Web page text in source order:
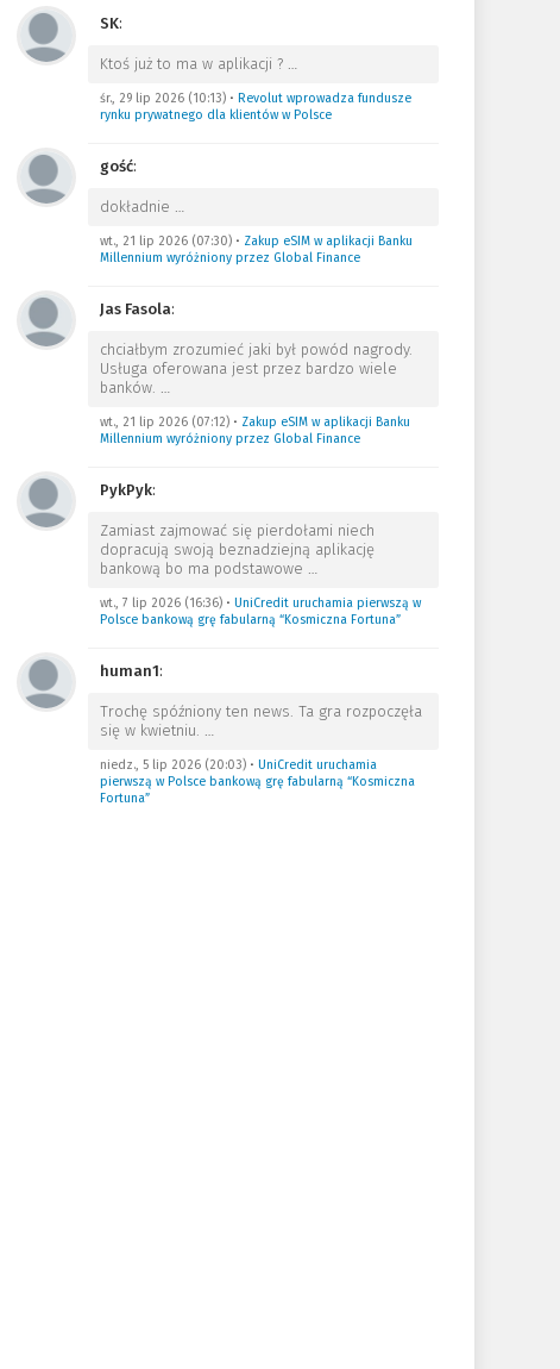
SK:
Ktoś już to ma w aplikacji ? …
śr., 29 lip 2026 (10:13)• Revolut wprowadza fundusze
rynku prywatnego dla klientów w Polsce
gość:
dokładnie …
wt., 21 lip 2026 (07:30)• Zakup eSIM w aplikacji Banku
Millennium wyróżniony przez Global Finance
Jas Fasola:
chciałbym zrozumieć jaki był powód nagrody.
Usługa oferowana jest przez bardzo wiele
banków. …
wt., 21 lip 2026 (07:12)• Zakup eSIM w aplikacji Banku
Millennium wyróżniony przez Global Finance
PykPyk:
Zamiast zajmować się pierdołami niech
dopracują swoją beznadziejną aplikację
bankową bo ma podstawowe …
wt., 7 lip 2026 (16:36)• UniCredit uruchamia pierwszą w
Polsce bankową grę fabularną “Kosmiczna Fortuna”
human1:
Trochę spóźniony ten news. Ta gra rozpoczęła
się w kwietniu. …
niedz., 5 lip 2026 (20:03)• UniCredit uruchamia
pierwszą w Polsce bankową grę fabularną “Kosmiczna
Fortuna”